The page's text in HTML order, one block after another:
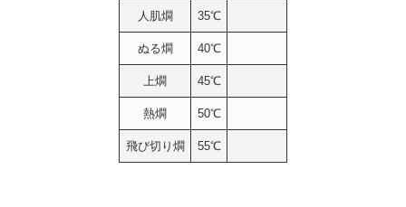
人肌燗 35℃
ぬる燗 40℃
上燗 45℃
熱燗 50℃
飛び切り燗 55℃